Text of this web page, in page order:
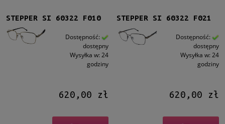
STEPPER SI 60322 F010
Dostępność:
dostępny
Wysyłka w: 24
godziny
620,00 zł
STEPPER SI 60322 F021
Dostępność:
dostępny
Wysyłka w: 24
godziny
620,00 zł